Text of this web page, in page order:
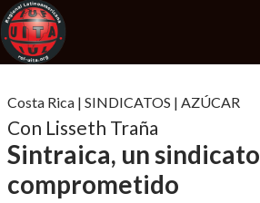
Costa Rica | SINDICATOS | AZÚCAR
Con Lisseth Traña
Sintraica, un sindicato
comprometido